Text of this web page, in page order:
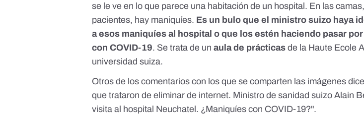
se le ve en lo que parece una habitación de un hospital. En las
pacientes, hay maniquíes. Es un bulo que el ministro suizo haya
a esos maniquíes al hospital o que los estén haciendo pasar
con COVID-19. Se trata de unaula de prácticas de la Haute Ecole
universidad suiza.
Otros de los comentarios con los que se comparten las imágenes
que trataron de eliminar de internet. Ministro de sanidad suizo Alain
visita al hospital Neuchatel. ¿Maniquíes con COVID-19?".